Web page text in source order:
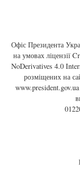
Офіс Президента
на умовах ліцензії
NoDerivatives 4.0
розміщених на
www.president.gov.ua